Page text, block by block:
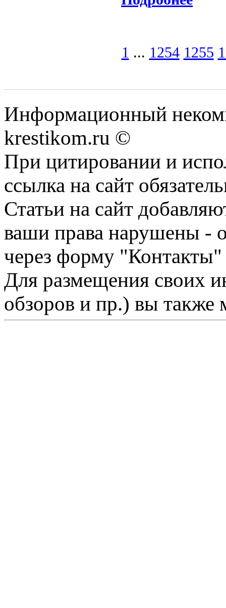
1 ... 1254 1255
Информационный
krestikom.ru ©
При цитировании и
ссылка на сайт
Статьи на сайт
ваши права нарушены -
через форму "Контакты"
Для размещения своих
обзоров и пр.) вы также